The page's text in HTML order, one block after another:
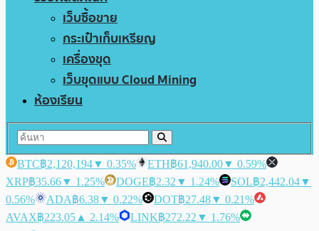
เว็บซื้อขาย
กระเป๋าเก็บเหรียญ
เครื่องขุด
เว็บขุดแบบ Cloud Mining
ห้องเรียน
BTC฿2,120,194▼ 0.35% ETH฿61,940.00▼ 0.59%
XRP฿35.66▼ 1.25% DOGE฿2.32 ▼ 1.24% SOL฿2,442.04▼
0.56%
ADA฿6.38▼ 0.22% DOT฿27.48▼ 0.21%
AVAX฿223.05 ▲ 2.14% LINK฿272.22 ▼ 1.76%